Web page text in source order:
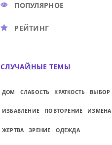
ПОПУЛЯРНОЕ
РЕЙТИНГ
СЛУЧАЙНЫЕ ТЕМЫ
ДОМ СЛАБОСТЬ КРАТКОСТЬ ВЫБОР
ИЗБАВЛЕНИЕ ПОВТОРЕНИЕ ИЗМЕНА
ЖЕРТВА ЗРЕНИЕ ОДЕЖДА